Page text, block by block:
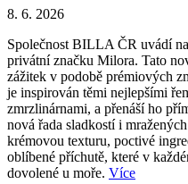
8. 6. 2026
Společnost BILLA ČR uvádí
privátní značku Milora. Tato
zážitek v podobě prémiových
je inspirován těmi nejlepšími
zmrzlinárnami, a přenáší ho
nová řada sladkostí i
krémovou texturu, poctivé
oblíbené příchutě, které v
dovolené u moře. Více